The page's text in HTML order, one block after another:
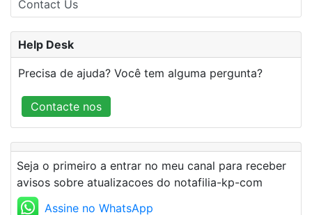
Contact Us
Help Desk
Precisa de ajuda? Você tem alguma pergunta?
Contacte nos
Seja o primeiro a entrar no meu canal para receber
avisos sobre atualizacoes do notafilia-kp-com
Assine no WhatsApp